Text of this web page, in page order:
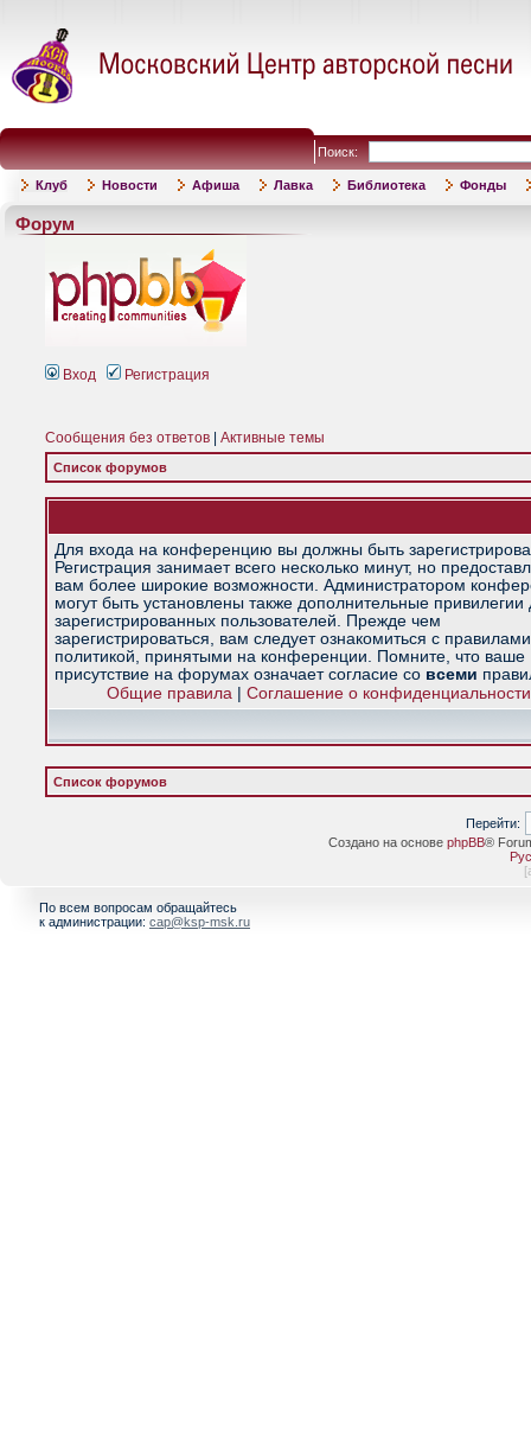
Поиск:
Клуб Новости Афиша Лавка Библиотека Фонды
Форум
Вход Регистрация
Сообщения без ответов Активные темы
Список форумов
Для входа на конференцию вы должны быть
Регистрация занимает всего несколько минут, но
вам более широкие возможности. Администратором
могут быть установлены также дополнительные привилегии
зарегистрированных пользователей. Прежде чем
зарегистрироваться, вам следует ознакомиться с
политикой, принятыми на конференции. Помните, что ваше
присутствие на форумах означает согласие со всеми
Общие правила| Соглашение о конфиденциальности
Список форумов
Перейти:
Создано на основе phpBB®
[
По всем вопросам обращайтесь
к администрации: cap@ksp-msk.ru